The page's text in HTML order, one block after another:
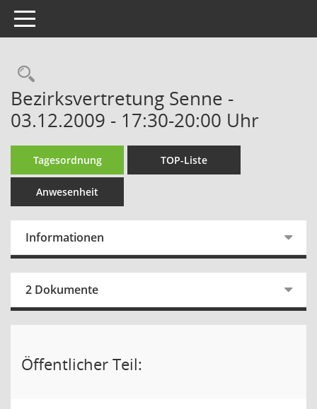
Toggle navigation
Rechercheauswahl
Bezirksvertretung Senne -
03.12.2009 - 17:30-20:00 Uhr
Tagesordnung TOP-Liste
Anwesenheit
Informationen
2 Dokumente
Öffentlicher Teil: